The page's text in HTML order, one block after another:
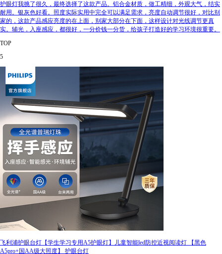
护眼灯我挑了很久，最终选择了这款产品。铝合金材质，做工精细，外观大气，结实
耐用。银灰色好看。照度实际实用中完全可以满足需求，亮度自动调节很好，对比别
家的，这款产品感应亮度的在上面，别家大部分在下面，这样设计对光线调节更真
实。辅光，入座感应，都很好，一分价钱一分货，给孩子打造好的学习环境很重要。
TOP
5
飞利浦护眼台灯【学生学习专用A5护眼灯】儿童智能led防控近视阅读灯 【黑色
A5pro+国AA级大照度】 护眼台灯